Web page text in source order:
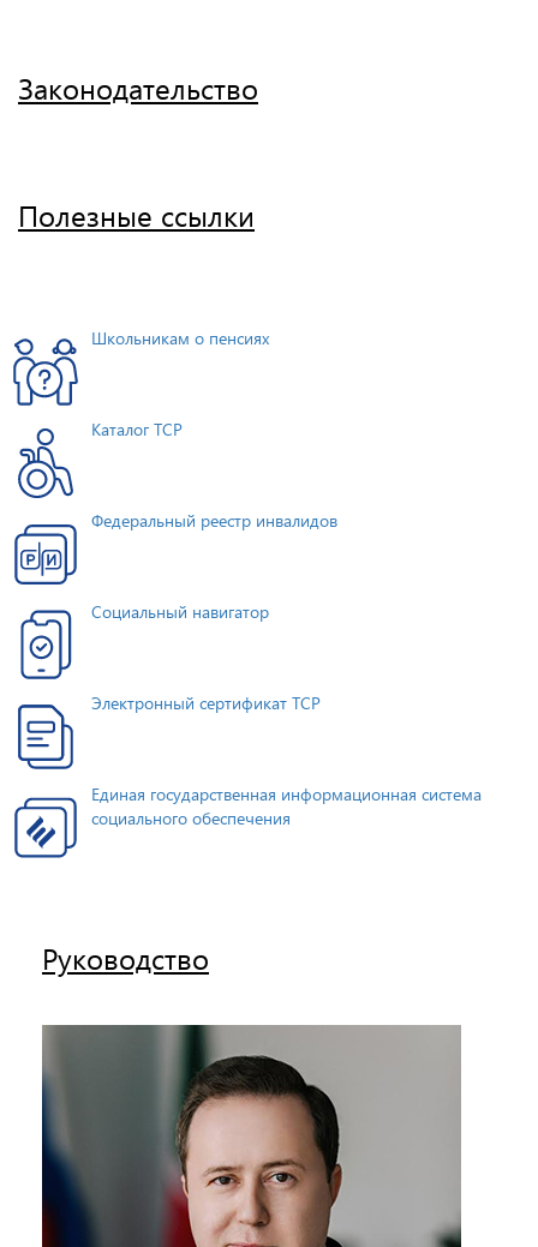
Законодательство
Полезные ссылки
Школьникам о пенсиях
Каталог ТСР
Федеральный реестр инвалидов
Социальный навигатор
Электронный сертификат ТСР
Единая государственная информационная система
социального обеспечения
Руководство